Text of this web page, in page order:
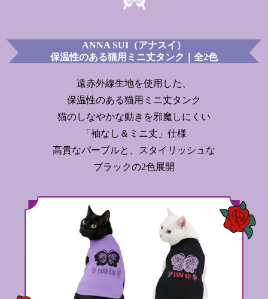
ANNA SUI（アナスイ）
保温性のある猫用ミニ丈タンク｜全2色
遠赤外線生地を使用した、
保温性のある猫用ミニ丈タンク
猫のしなやかな動きを邪魔しにくい
「袖なし＆ミニ丈」仕様
高貴なパープルと、スタイリッシュな
ブラックの2色展開